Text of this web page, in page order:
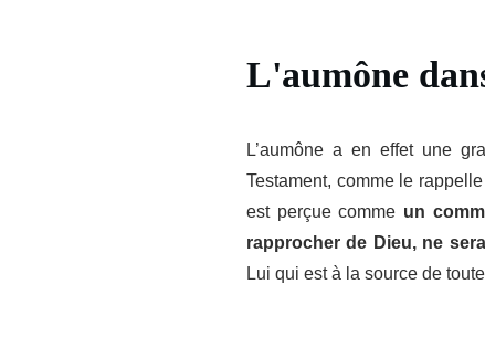
L'aumône
L’aumône a en effet une
Testament, comme le
est perçue comme un
rapprocher de Dieu, ne
Lui qui est à la source de